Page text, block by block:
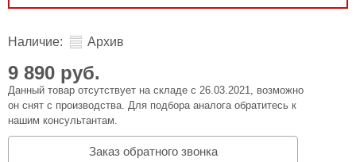
Наличие: Архив
9 890 руб.
Данный товар отсутствует на складе с 26.03.2021, возможно
он снят с производства. Для подбора аналога обратитесь к
нашим консультантам.
Заказ обратного звонка